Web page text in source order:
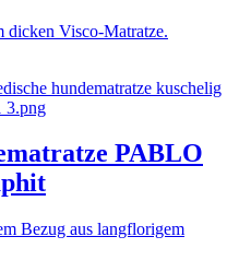
dicken Visco-Matratze.
PABLO
Bezug aus langflorigem